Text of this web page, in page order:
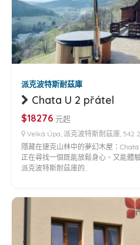
派克波特斯耐茲庫
Chata U 2 přátel
$18276 元起
Velká Úpa, 派克波特斯耐茲庫, 542
隱藏在捷克山林中的夢幻木屋：
正在尋找一個既能放鬆身心、又能體
派克波特斯耐茲庫的…